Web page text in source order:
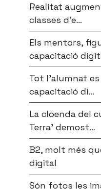
Realitat
classes d’e...
Els mentors,
capacitació
Tot l’alumnat
capacitació di...
La cloenda del
Terra’ demost...
B2, molt més
digital
Són fotos les